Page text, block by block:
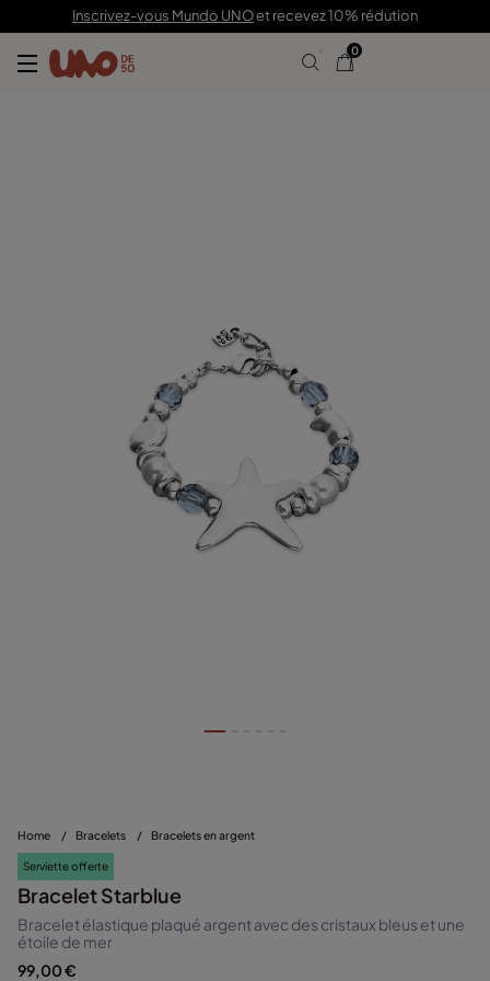
Inscrivez-vous Mundo UNOet recevez 10% rédution
0
Home / Bracelets / Bracelets en argent
Serviette offerte
Bracelet Starblue
Bracelet élastique plaqué argent avec des cristaux bleus et une
étoile de mer
99,00 €